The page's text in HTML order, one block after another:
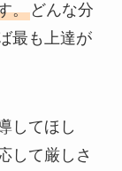
。どんな分
最も上達が
してほし
して厳しさ